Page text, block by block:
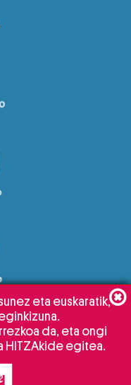
eta euskaratik,
da, eta ongi
HITZAkide egitea.